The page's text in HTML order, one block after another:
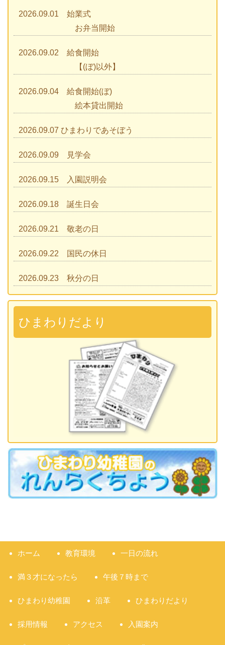
2026.09.01 始業式
お弁当開始
2026.09.02 給食開始
【(ぼ)以外】
2026.09.04 給食開始(ぼ)
絵本貸出開始
2026.09.07 ひまわりであそぼう
2026.09.09 見学会
2026.09.15 入園説明会
2026.09.18 誕生日会
2026.09.21 敬老の日
2026.09.22 国民の休日
2026.09.23 秋分の日
2026.09.28 運動会
準備説明会
ひまわりだより
ホーム 教育環境 一日の流れ
満３才になったら 午後７時まで
ひまわり幼稚園 沿革 ひまわりだより
採用情報 アクセス 入園案内